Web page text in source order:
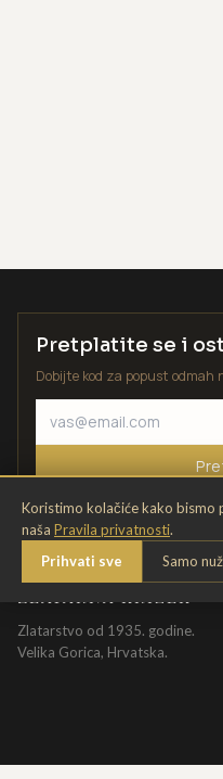
Koristimo kolačiće kako bismo
naša Pravila privatnosti.
Prihvati sve
Samo
Pretplatite se i
Dobijte kod za popust odmah
Zlatarstvo od 1935. godine.
Velika Gorica, Hrvatska.